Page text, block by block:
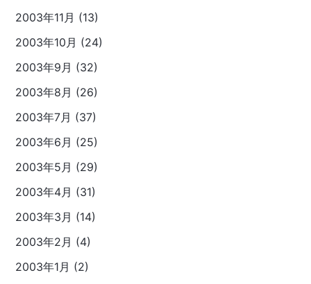
2003年11月 (13)
2003年10月 (24)
2003年9月 (32)
2003年8月 (26)
2003年7月 (37)
2003年6月 (25)
2003年5月 (29)
2003年4月 (31)
2003年3月 (14)
2003年2月 (4)
2003年1月 (2)